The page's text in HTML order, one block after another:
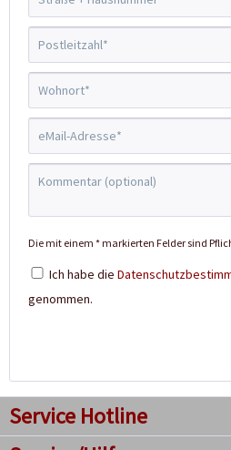
Die mit einem * markierten Felder sind
Ich habe die
genommen.
Service Hotline